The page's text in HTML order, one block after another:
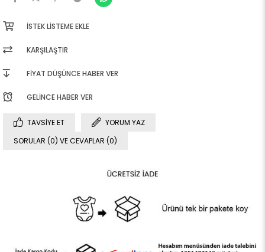
İSTEK LISTEME EKLE
KARŞILAŞTIR
FIYAT DÜŞÜNCE HABER VER
GELINCE HABER VER
TAVSIYE ET
YORUM YAZ
SORULAR (0) VE CEVAPLAR (0)